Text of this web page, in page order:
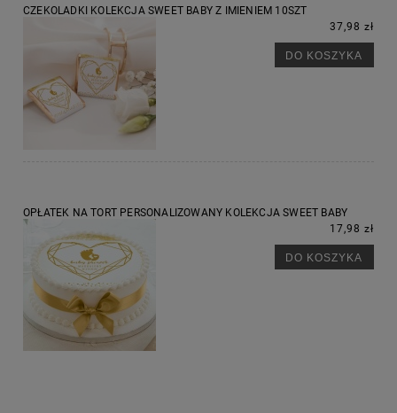
CZEKOLADKI KOLEKCJA SWEET BABY Z IMIENIEM 10SZT
37,98 zł
DO KOSZYKA
OPŁATEK NA TORT PERSONALIZOWANY KOLEKCJA SWEET BABY
17,98 zł
DO KOSZYKA